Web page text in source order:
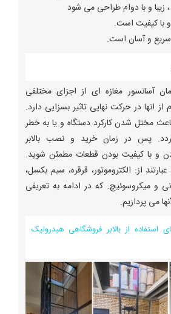
زيبا و با دوام طراحی می شود
و با كيفيت است.
سريع و آسان است.
آسانسور مغازه ای از اجزای مختلفی
انها در حرکت نهایی تاثیر بسزایی دارد.
مختل شدن کارکرد دستگاه و یا به خطر
پس در زمان خرید و نصب بالابر
و با کیفیت بودن قطعات مطمئن شوید.
از: الکتروموتور، قرقره، سیم بکسل،
و میکروسوئیچ. که در ادامه به تعریفی
می پردازیم.
استفاده از بالابر فروشگاهی هیدرولیک